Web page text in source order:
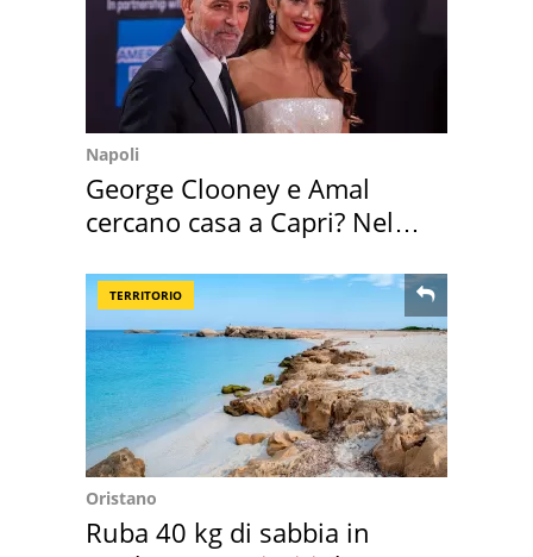
Napoli
George Clooney e Amal
cercano casa a Capri? Nel
TERRITORIO
Oristano
Ruba 40 kg di sabbia in